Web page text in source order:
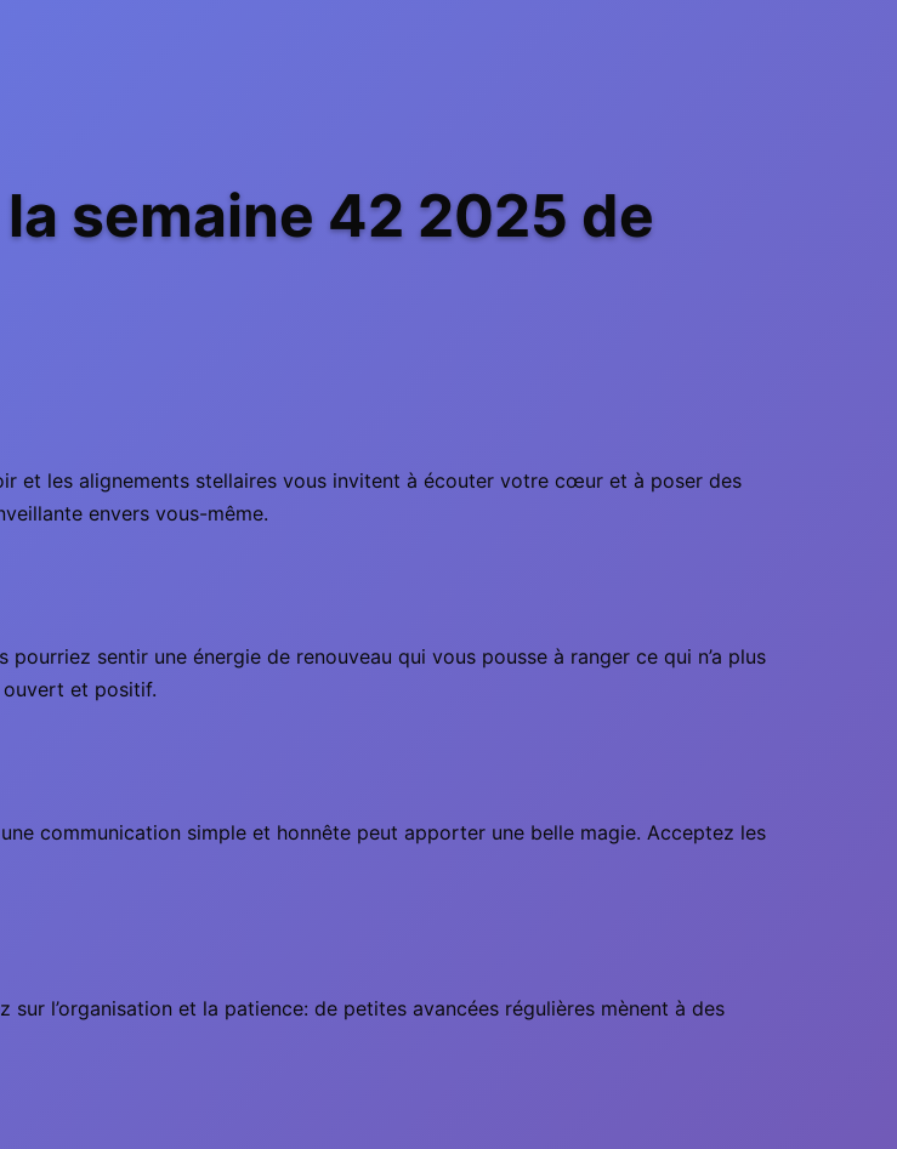
semaine 42 2025 de
et les alignements stellaires vous invitent à écouter votre cœur et à poser des
envers vous-même.
sentir une énergie de renouveau qui vous pousse à ranger ce qui n’a plus
ouvert et positif.
communication simple et honnête peut apporter une belle magie. Acceptez les
l’organisation et la patience: de petites avancées régulières mènent à des